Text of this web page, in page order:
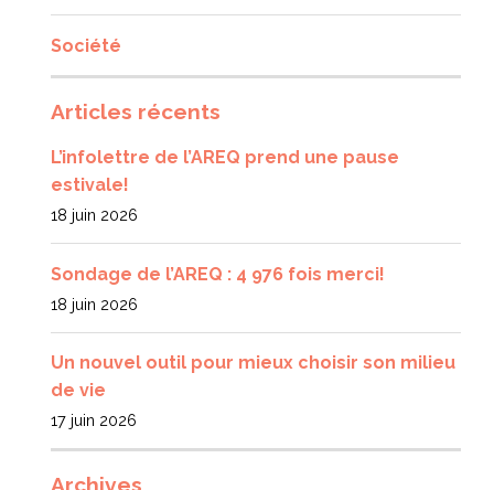
Société
Articles récents
L’infolettre de l’AREQ prend une pause
estivale!
18 juin 2026
Sondage de l’AREQ : 4 976 fois merci!
18 juin 2026
Un nouvel outil pour mieux choisir son milieu
de vie
17 juin 2026
Archives